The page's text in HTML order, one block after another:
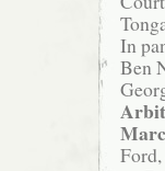
In
Ben
Ford,